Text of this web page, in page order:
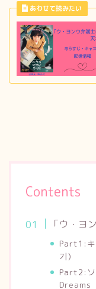
Contents
「ウ・ヨ
Part1:キ
기)
Part2:ソ
Dreams